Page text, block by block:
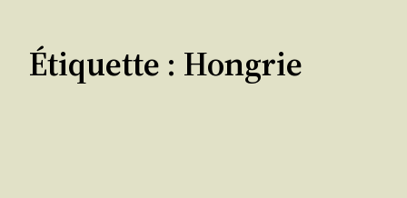
Étiquette : Hongrie